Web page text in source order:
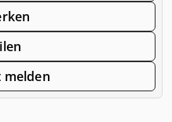
melden